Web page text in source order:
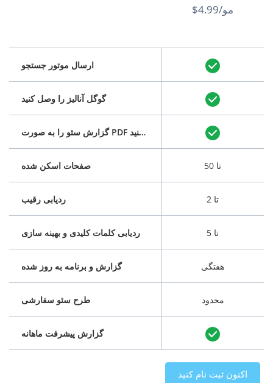
ارسال موتور جستجو
گوگل آنالیز را وصل کنید
گزارش سئو را به صورت PDF دانلود کنید
صفحات اسکن شده
ردیابی رقیب
ردیابی کلمات کلیدی و بهینه سازی
گزارش و برنامه به روز شده
طرح سئو سفارشی
گزارش پیشرفت ماهانه
$4.99/مو
تا 50
تا 2
تا 5
هفتگی
محدود
اکنون ثبت نام کنید